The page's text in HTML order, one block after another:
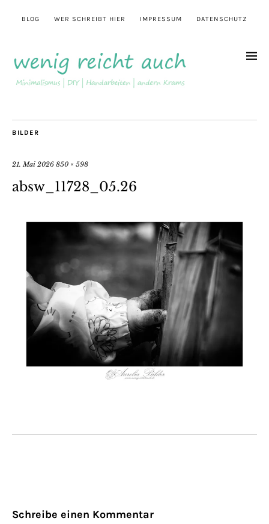
BLOG WER SCHREIBT HIER IMPRESSUM DATENSCHUTZ
BILDER
21. Mai 2026 850 × 598
absw_11728_05.26
Schreibe einen Kommentar